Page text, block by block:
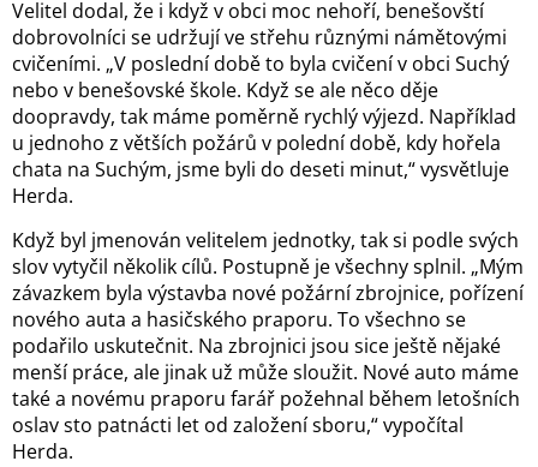
Velitel dodal, že i když v obci moc nehoří, benešovští
dobrovolníci se udržují ve střehu různými námětovými
cvičeními. „V poslední době to byla cvičení v obci Suchý
nebo v benešovské škole. Když se ale něco děje
doopravdy, tak máme poměrně rychlý výjezd. Například
u jednoho z větších požárů v polední době, kdy hořela
chata na Suchým, jsme byli do deseti minut,“ vysvětluje
Herda.
Když byl jmenován velitelem jednotky, tak si podle svých
slov vytyčil několik cílů. Postupně je všechny splnil. „Mým
závazkem byla výstavba nové požární zbrojnice, pořízení
nového auta a hasičského praporu. To všechno se
podařilo uskutečnit. Na zbrojnici jsou sice ještě nějaké
menší práce, ale jinak už může sloužit. Nové auto máme
také a novému praporu farář požehnal během letošních
oslav sto patnácti let od založení sboru,“ vypočítal
Herda.